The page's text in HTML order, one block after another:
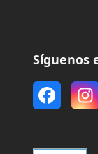
Síguenos